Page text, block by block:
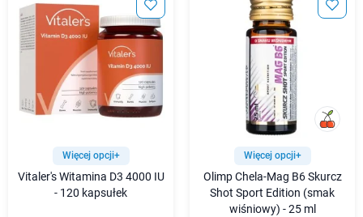
Więcej opcji+
Vitaler's Witamina D3 4000 IU
- 120 kapsułek
Więcej opcji+
Olimp Chela-Mag B6 Skurcz
Shot Sport Edition (smak
wiśniowy) - 25 ml